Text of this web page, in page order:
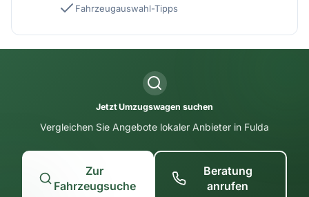
Fahrzeugauswahl-Tipps
Jetzt Umzugswagen suchen
Vergleichen Sie Angebote lokaler Anbieter in Fulda
Zur
Fahrzeugsuche
Beratung
anrufen